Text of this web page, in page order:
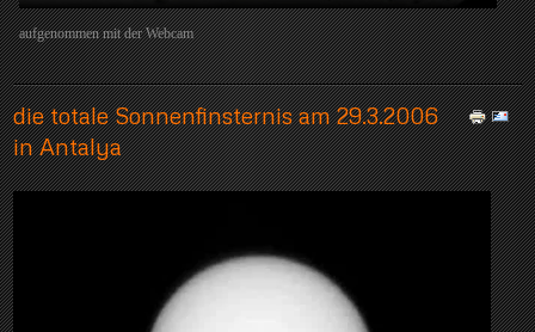
aufgenommen mit der Webcam
die totale Sonnenfinsternis am 29.3.2006
in Antalya